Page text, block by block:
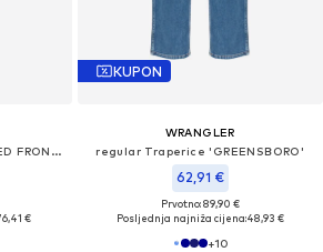
Loosefit Traperice 'RELAXED FRONTIER'
€
KUPON
WRANGLER
regular Traperice 'GREENSBORO'
62,91 €
Prvotno: 89,90 €
Posljednja najniža cijena:48,93 €
+10